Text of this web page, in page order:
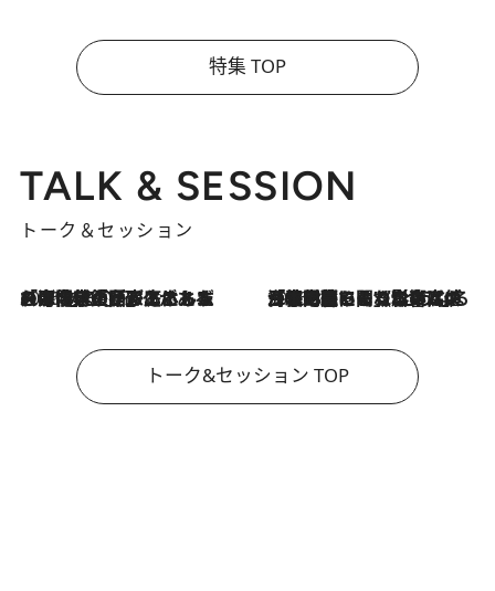
特集 TOP
TALK & SESSION
トーク＆セッション
2026.8.3
「今後値上げがあるとすれば…」「リスクがあるのは今年の冬」エネルギー専門家が語る、ホルムズ海峡封鎖が家庭にもたらす“ある心配” 2026.8.3
「住宅建てられない…」「サーチャージ料の高値が続いている」ホルムズ海峡封鎖による影響はいつまで続く？《エネルギー専門家に聞く“どうなる日本の暮らし”》
トーク&セッション TOP